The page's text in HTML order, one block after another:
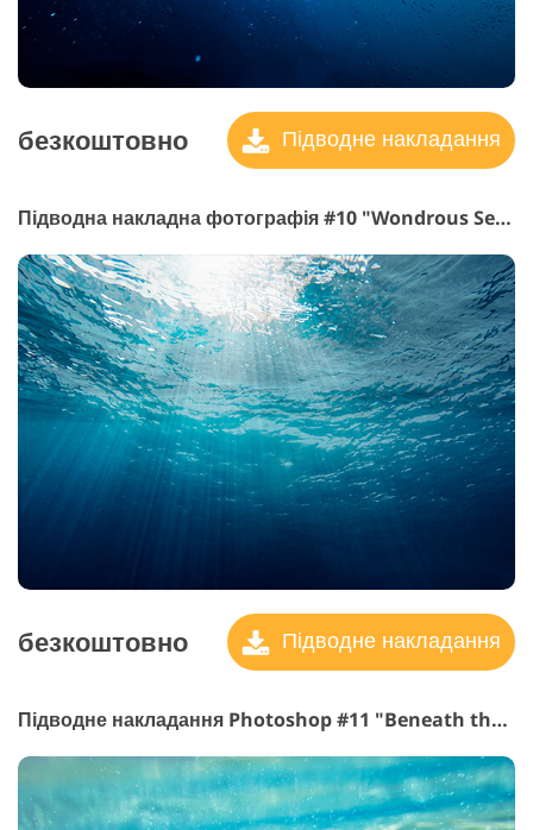
безкоштовно Підводне накладання
Підводна накладна фотографія #10 "Wondrous Seascapes"
безкоштовно Підводне накладання
Підводне накладання Photoshop #11 "Beneath the Surface"